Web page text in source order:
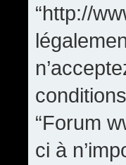
“http://
“Forum
ci à